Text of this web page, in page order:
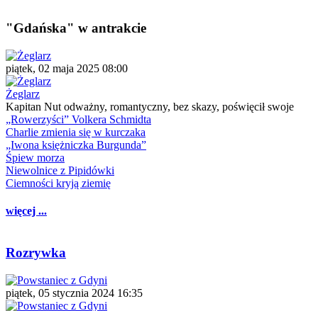
"Gdańska" w antrakcie
piątek, 02 maja 2025 08:00
Żeglarz
Kapitan Nut odważny, romantyczny, bez skazy, poświęcił swoje
„Rowerzyści” Volkera Schmidta
Charlie zmienia się w kurczaka
„Iwona księżniczka Burgunda”
Śpiew morza
Niewolnice z Pipidówki
Ciemności kryją ziemię
więcej ...
Rozrywka
piątek, 05 stycznia 2024 16:35